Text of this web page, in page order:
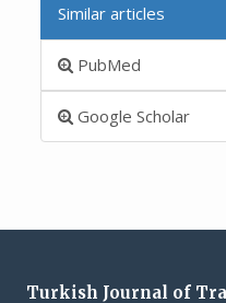
Similar articles
PubMed
Google Scholar
Turkish Journal of